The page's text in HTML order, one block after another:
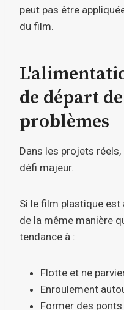
peut pas être
du film.
de départ
problèmes
Dans les projets
défi majeur.
Si le film plastique
de la même manière
tendance à :
Flotte et ne
Enroulement
Former des